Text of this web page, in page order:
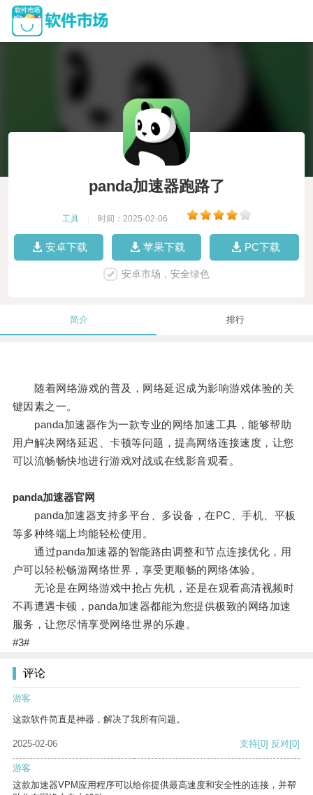
panda加速器跑路了
工具 时间：2025-02-06
安卓下载 苹果下载 PC下载
安卓市场，安全绿色
简介 排行
随着网络游戏的普及，网络延迟成为影响游戏体验的关
键因素之一。
panda加速器作为一款专业的网络加速工具，能够帮助
用户解决网络延迟、卡顿等问题，提高网络连接速度，让您
可以流畅畅快地进行游戏对战或在线影音观看。
panda加速器官网
panda加速器支持多平台、多设备，在PC、手机、平板
等多种终端上均能轻松使用。
通过panda加速器的智能路由调整和节点连接优化，用
户可以轻松畅游网络世界，享受更顺畅的网络体验。
无论是在网络游戏中抢占先机，还是在观看高清视频时
不再遭遇卡顿，panda加速器都能为您提供极致的网络加速
服务，让您尽情享受网络世界的乐趣。
#3#
评论
游客
这款软件简直是神器，解决了我所有问题。
2025-02-06 支持[0] 反对[0]
游客
这款加速器VPM应用程序可以给你提供最高速度和安全性的连接，并帮